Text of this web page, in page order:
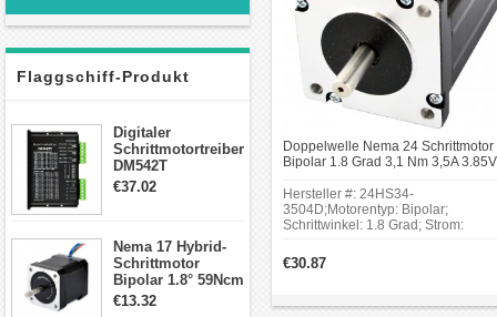
Flaggschiff-Produkt
Digitaler
Schrittmotortreiber
DM542T
Schrittmotor
Schrittmotor
€37.02
Nema 17 Hybrid-
Schrittmotor
Bipolar 1.8° 59Ncm
2A 4 Drähte mit 1m
€13.32
Doppelwelle Nema 24 Schrittmotor
Bipolar 1.8 Grad 3,1 Nm 3,5A
Hersteller #: 24HS34-
3504D;Motorentyp: Bipolar;
Schrittwinkel: 1.8 Grad; Strom:
Rahmengröße: 60 x 60mm;Körper
Länge: 88mm; Schaftdurchmesser:
24mm;Hintere Schaftlänge:
€30.87